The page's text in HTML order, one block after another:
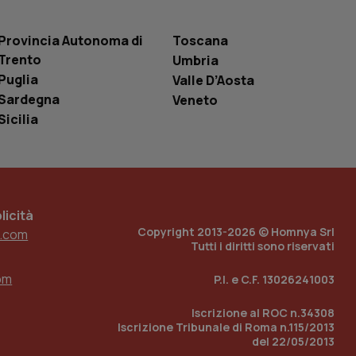
Autonoma di
Toscana
Umbria
Valle D’Aosta
Veneto
Copyright 2013-2026 © Homnya Srl
Tutti i diritti sono riservati
P.I. e C.F. 13026241003
Iscrizione al ROC n.34308
Iscrizione Tribunale di Roma n.115/2013
del 22/05/2013
in cui viene
il sito, ma un
di accesso per
Analytics
del sito web sta
di
traccia
incorporati
del sito web sta
di